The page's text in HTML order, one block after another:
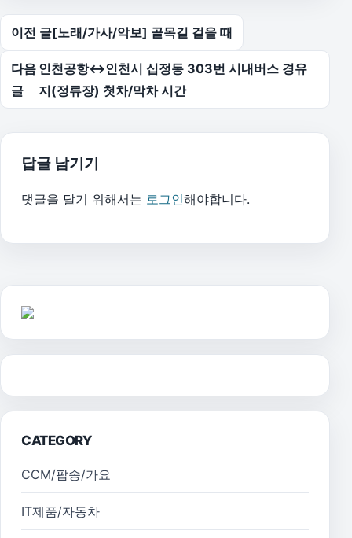
글 탐색
이전 글[노래/가사/악보] 골목길 걸을 때
다음
글
인천공항↔인천시 십정동 303번 시내버스 경유
지(정류장) 첫차/막차 시간
답글 남기기
댓글을 달기 위해서는 로그인해야합니다.
CATEGORY
CCM/팝송/가요
IT제품/자동차